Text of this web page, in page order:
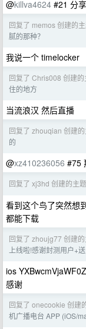
@killva4624 #21 分
回复了 memos 创建的
腻的那种？
我说一个 timelocker
回复了 Chris008 创建的
住的地方
当流浪汉 然后直播
回复了 zhouqian 创建
的
@xz410236056 #75
回复了 xj3hd 创建的主题
看到这个鸟了突然想
都能下载
回复了 zhoujg77 创建
上线啦!感谢封测用户+
ios
感谢
回复了 onecookie 创建
机广播电台 APP (iOS/